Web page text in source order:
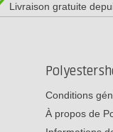
Livraison gratuite
Conditions
À propos de